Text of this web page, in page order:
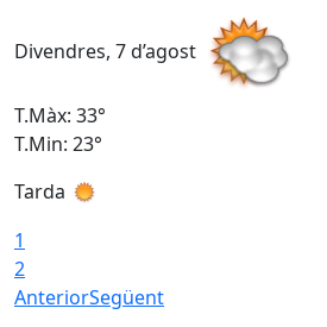
Divendres, 7 d’agost
T.Màx: 33°
T.Min: 23°
Tarda
1
2
AnteriorSegüent